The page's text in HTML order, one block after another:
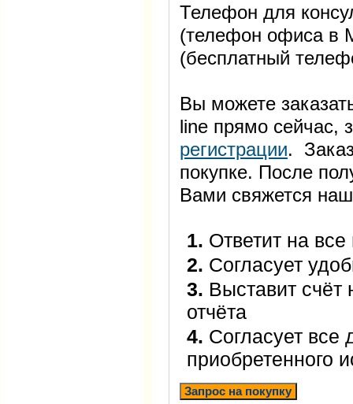
Телефон для
(телефон офиса в
(бесплатный
Вы можете
line прямо
регистрации.
покупке. После
Вами свяжется
1. Ответит на
2. Согласует
3. Выставит счёт
отчёта
4. Согласует все
приобретенного
Запрос на покупку